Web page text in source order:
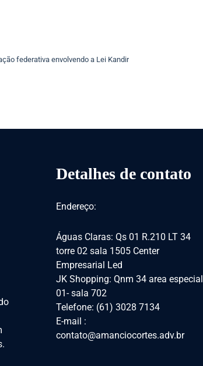
federativa envolvendo a Lei Kandir
Detalhes de contato
Endereço:
Águas Claras: Qs 01 R.210 LT 34
torre 02 sala 1505 Center
Empresarial Led
JK Shopping: Qnm 34 area especial
01- sala 702
Telefone: (61) 3028 7134
E-mail :
contato@amanciocortes.adv.br